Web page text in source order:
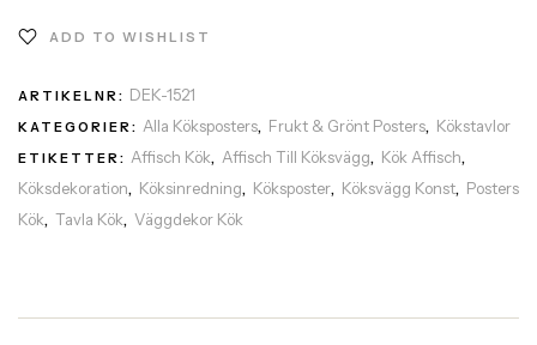
ADD TO WISHLIST
ARTIKELNR: DEK-1521
KATEGORIER: Alla Köksposters, Frukt & Grönt Posters, Kökstavlor
ETIKETTER: Affisch Kök, Affisch Till Köksvägg, Kök Affisch,
Köksdekoration, Köksinredning, Köksposter, Köksvägg Konst, Posters
Kök, Tavla Kök, Väggdekor Kök